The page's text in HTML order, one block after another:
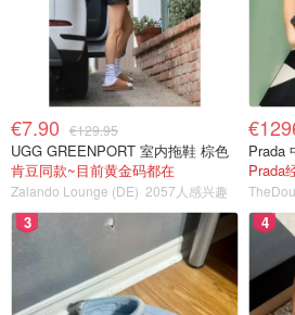
€7.90 €129.95
UGG GREENPORT 室内拖鞋 棕色
肯豆同款~目前黄金码都在
Zalando Lounge (DE) 2057人感兴趣
Prada
Prada
3 4